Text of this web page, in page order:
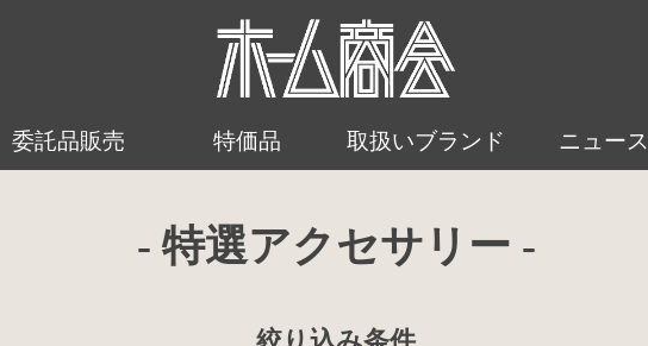
委託品販売 特価品 取扱いブランド ニュース
- 特選アクセサリー -